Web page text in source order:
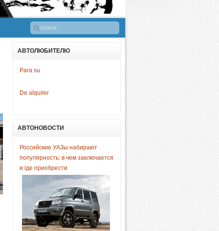
АВТОЛЮБИТЕЛЮ
Para su
De alquiler
АВТОНОВОСТИ
Российские УАЗы набирают
популярность: в чем заключается
и где приобрести